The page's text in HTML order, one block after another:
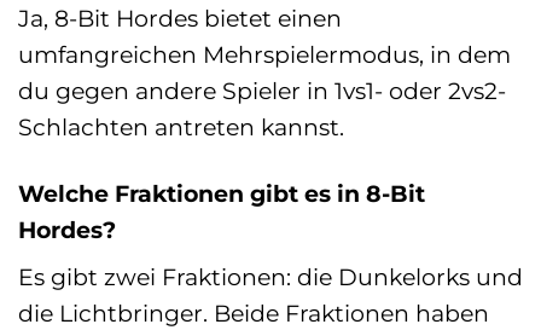
Ja, 8-Bit Hordes bietet einen
umfangreichen Mehrspielermodus, in dem
du gegen andere Spieler in 1vs1- oder 2vs2-
Schlachten antreten kannst.
Welche Fraktionen gibt es in 8-Bit
Hordes?
Es gibt zwei Fraktionen: die Dunkelorks und
die Lichtbringer. Beide Fraktionen haben